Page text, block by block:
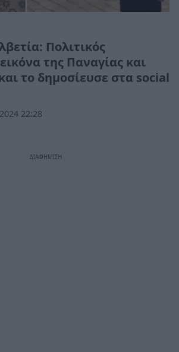
Πολιτικός
της Παναγίας και
το δημοσίευσε στα social
22:28